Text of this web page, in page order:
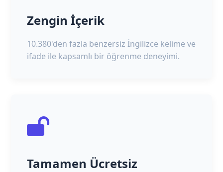
Zengin İçerik
10.380'den fazla benzersiz İngilizce kelime ve
ifade ile kapsamlı bir öğrenme deneyimi.
Tamamen Ücretsiz